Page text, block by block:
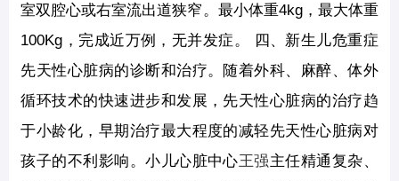
室双腔心或右室流出道狭窄。最小体重4kg，最大体重
100Kg，完成近万例，无并发症。 四、新生儿危重症
先天性心脏病的诊断和治疗。随着外科、麻醉、体外
循环技术的快速进步和发展，先天性心脏病的治疗趋
于小龄化，早期治疗最大程度的减轻先天性心脏病对
孩子的不利影响。小儿心脏中心王强主任精通复杂、